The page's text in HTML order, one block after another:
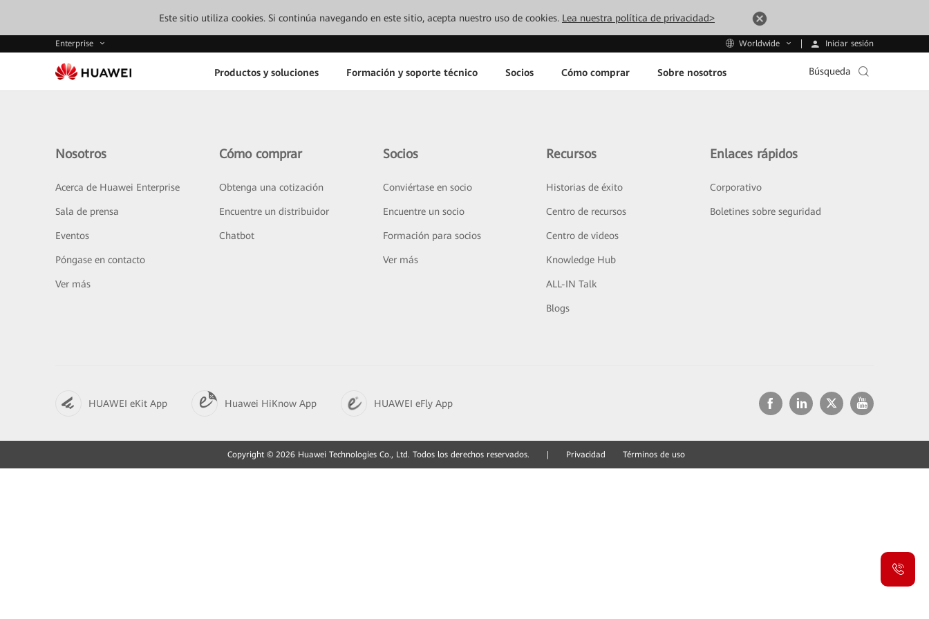
Este sitio utiliza cookies. Si continúa navegando en este sitio, acepta nuestro uso de cookies. Lea nuestra política de privacidad>
Enterprise Worldwide Iniciar sesión
Productos y soluciones Formación y soporte técnico Socios Cómo comprar Sobre nosotros Búsqueda
Nosotros
Acerca de Huawei Enterprise
Sala de prensa
Eventos
Póngase en contacto
Ver más
Cómo comprar
Obtenga una cotización
Encuentre un distribuidor
Chatbot
Socios
Conviértase en socio
Encuentre un socio
Formación para socios
Ver más
Recursos
Historias de éxito
Centro de recursos
Centro de videos
Knowledge Hub
ALL-IN Talk
Blogs
Enlaces rápidos
Corporativo
Boletines sobre seguridad
HUAWEI eKit App Huawei HiKnow App HUAWEI eFly App
Copyright © 2026 Huawei Technologies Co., Ltd. Todos los derechos reservados. Privacidad Términos de uso